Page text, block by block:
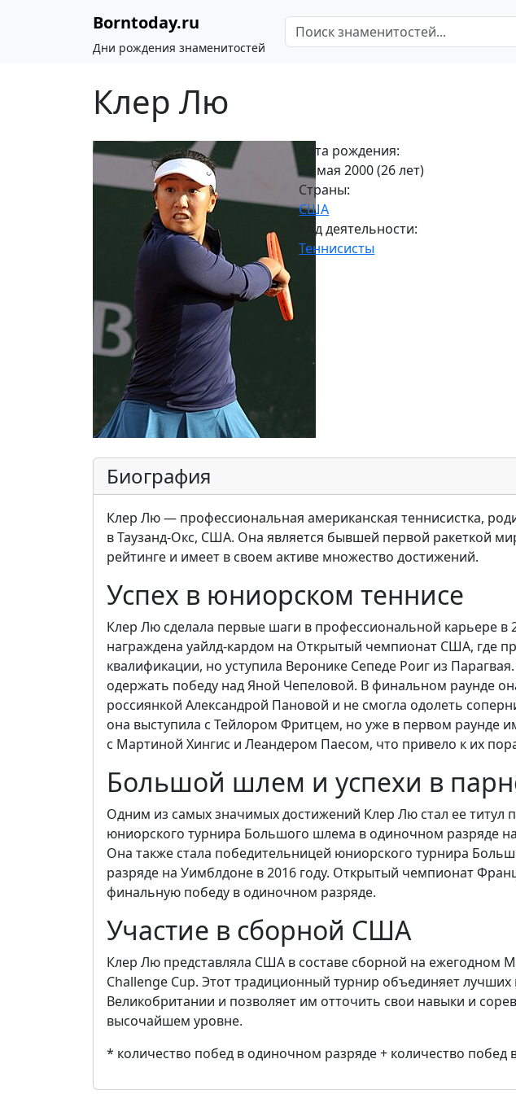
Borntoday.ru
Дни рождения знаменитостей
Клер Лю
Дата рождения:
25 мая 2000 (26 лет)
Страны:
США
Род деятельности:
Теннисисты
Биография
Клер Лю — профессиональная американская теннисистка,
в Таузанд-Окс, США. Она является бывшей первой ракеткой
рейтинге и имеет в своем активе множество достижений.
Успех в юниорском теннисе
Клер Лю сделала первые шаги в профессиональной карьере в
награждена уайлд-кардом на Открытый чемпионат США, где
квалификации, но уступила Веронике Сепеде Роиг из
одержать победу над Яной Чепеловой. В финальном раунде
россиянкой Александрой Пановой и не смогла одолеть
она выступила с Тейлором Фритцем, но уже в первом раунде
с Мартиной Хингис и Леандером Паесом, что привело к их
Большой шлем и успехи в
Одним из самых значимых достижений Клер Лю стал ее титул
юниорского турнира Большого шлема в одиночном разряде
Она также стала победительницей юниорского турнира
разряде на Уимблдоне в 2016 году. Открытый чемпионат
финальную победу в одиночном разряде.
Участие в сборной США
Клер Лю представляла США в составе сборной на ежегодном
Challenge Cup. Этот традиционный турнир объединяет
Великобритании и позволяет им отточить свои навыки и
высочайшем уровне.
* количество побед в одиночном разряде + количество побед